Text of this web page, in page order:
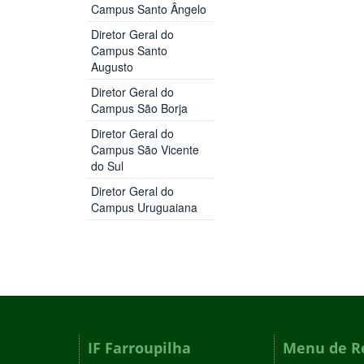
Campus Santo Ângelo
Diretor Geral do
Campus Santo
Augusto
Diretor Geral do
Campus São Borja
Diretor Geral do
Campus São Vicente
do Sul
Diretor Geral do
Campus Uruguaiana
IF Farroupilha Menu de